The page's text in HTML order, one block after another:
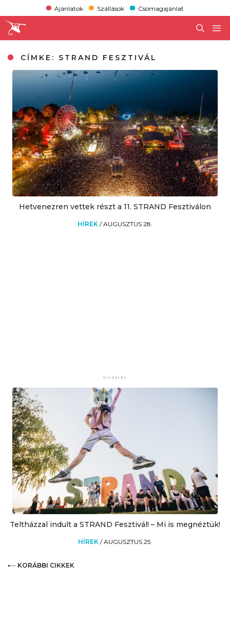
Ajánlatok Szállások Csomagajánlat
CÍMKE: STRAND FESZTIVÁL
Hetvenezren vettek részt a 11. STRAND Fesztiválon
HÍREK /AUGUSZTUS 28.
Teltházzal indult a STRAND Fesztivál! – Mi is megnéztük!
HÍREK /AUGUSZTUS 25.
KORÁBBI CIKKEK